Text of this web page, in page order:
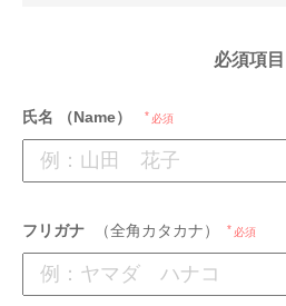
必須項目
氏名 （Name） 必須
フリガナ （全角カタカナ） 必須